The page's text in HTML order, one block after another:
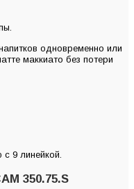
одновременно или
маккиато без потери
9 линейкой.
350.75.S